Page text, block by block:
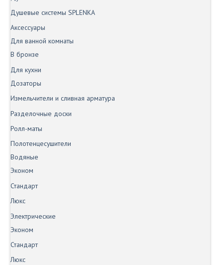
Душевые системы SPLENKA
Аксессуары
Для ванной комнаты
В бронзе
Для кухни
Дозаторы
Измельчители и сливная арматура
Разделочные доски
Ролл-маты
Полотенцесушители
Водяные
Эконом
Стандарт
Люкс
Электрические
Эконом
Стандарт
Люкс